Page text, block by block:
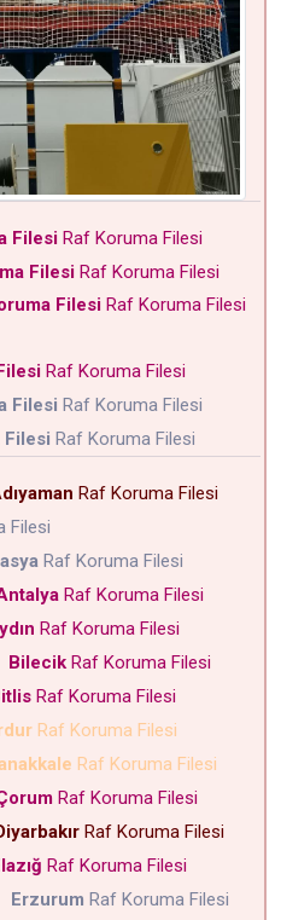
Filesi Raf Koruma Filesi
Filesi Raf Koruma Filesi
Filesi Raf Koruma Filesi
Raf Koruma Filesi
Filesi Raf Koruma Filesi
Filesi Raf Koruma Filesi
Raf Koruma Filesi
Filesi
Raf Koruma Filesi
Raf Koruma Filesi
Raf Koruma Filesi
Bilecik Raf Koruma Filesi
Raf Koruma Filesi
Raf Koruma Filesi
Raf Koruma Filesi
Raf Koruma Filesi
Raf Koruma Filesi
Raf Koruma Filesi
Erzurum Raf Koruma Filesi